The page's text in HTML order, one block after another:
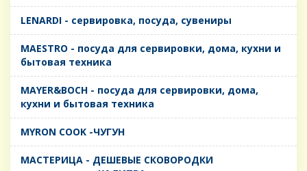
LENARDI - сервировка, посуда, сувениры
MAESTRO - посуда для сервировки, дома, кухни и
бытовая техника
MAYER&BOCH - посуда для сервировки, дома,
кухни и бытовая техника
MYRON COOK -ЧУГУН
MАСТЕРИЦА - ДЕШЕВЫЕ СКОВОРОДКИ